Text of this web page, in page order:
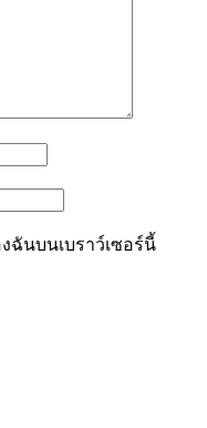
ฉันบนเบราว์เซอร์นี้